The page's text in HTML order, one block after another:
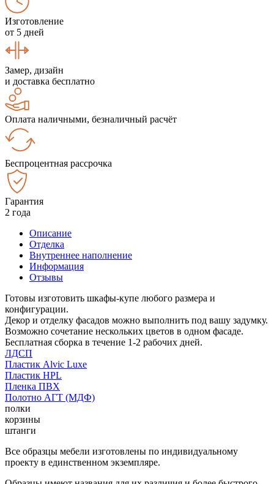
Изготовление
от 5 дней
Замер, дизайн
и доставка бесплатно
Оплата наличными, безналичный расчёт
Беспроцентная рассрочка
Гарантия
2 года
Описание
Отделка
Внутреннее наполнение
Информация
Отзывы
Готовы изготовить шкафы-купе любого размера и
конфигурации.
Декор и отделку фасадов можно выполнить под вашу задумку.
Возможно сочетание нескольких цветов в одном фасаде.
Бесплатная сборка в течение 1-2 рабочих дней.
ЛДСП
Пластик Alvic Luxe
Пластик HPL
Пленка ПВХ
Полотно АГТ (МДФ)
полки
корзины
штанги
Все образцы мебели изготовлены по индивидуальному
проекту в единственном экземпляре.